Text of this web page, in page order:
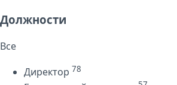
Должности
Все
Директор 78